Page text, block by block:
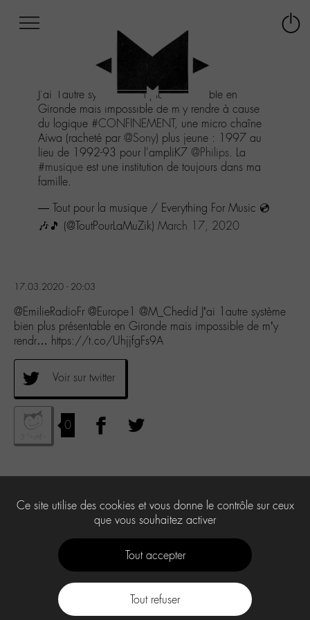
au
menu
Aller
au
contenu
Aller
recherche
J'ai 1autre système bien plus présentable en
Gironde mais impossible de m'y rendre à cause
du logique #CONFINEMENT, une micro chaîne
Aiwa (racheté par @Sony) plus jeune : 1997 au
lieu de 1992-93 pour l'ampliK7 @Philips. La
#musique est une institution de toujours dans ma
famille.
— Tout pour la musique / Everything For Music 💿
🎶🎵 (@ToutPourLaMuZik) March 17, 2020
17.03.2020 - 20:03
@EmilieRadioFr @Europe1 @M_Chedid J’ai 1autre système
bien plus présentable en Gironde mais impossible de m’y
rendr… https://t.co/UhjjfgFs9A
Voir sur twitter
0
Ce site utilise des cookies et vous donne le contrôle sur ceux
que vous souhaitez activer
Tout accepter
Tout refuser